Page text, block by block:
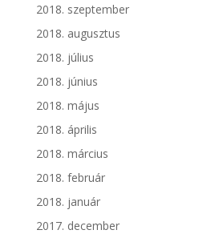
2018. szeptember
2018. augusztus
2018. július
2018. június
2018. május
2018. április
2018. március
2018. február
2018. január
2017. december